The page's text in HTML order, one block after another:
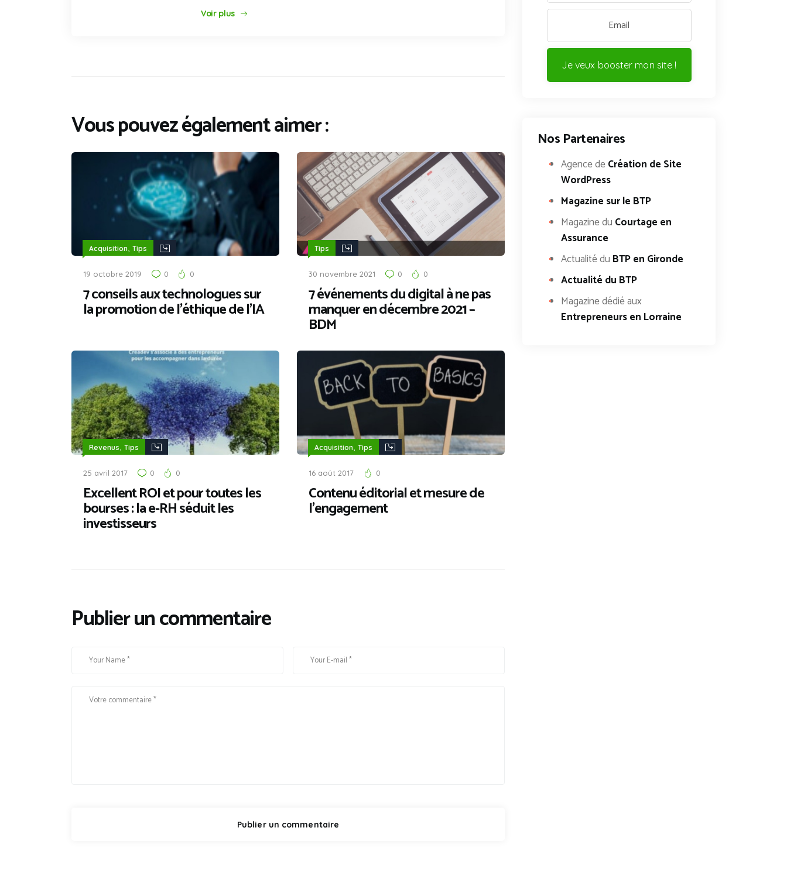
Voir plus
Vous pouvez également aimer :
Acquisition Tips
19 octobre 2019 0 0
7 conseils aux technologues sur
la promotion de l’éthique de l’IA
Tips
30 novembre 2021 0 0
7 événements du digital à ne pas
manquer en décembre 2021 –
BDM
Revenus Tips
25 avril 2017 0 0
Excellent ROI et pour toutes les
bourses : la e-RH séduit les
investisseurs
Acquisition Tips
16 août 2017 0
Contenu éditorial et mesure de
l’engagement
Publier un commentaire
Je veux booster mon site !
Nos Partenaires
Agence deCréation de Site
WordPress
Magazine sur le BTP
Magazine du Courtage en
Assurance
Actualité du BTP en Gironde
Actualité du BTP
Magazine dédié aux
Entrepreneurs en Lorraine